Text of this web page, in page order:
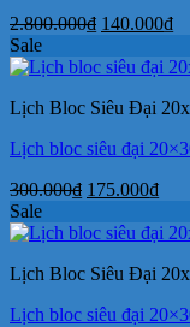
2.800.000₫ Giá
là:
140.000₫Giá
tại
Sale
Lịch Bloc Siêu Đại
Lịch bloc siêu đại
300.000₫ Giá
là:
175.000₫Giá
tại
Sale
Lịch Bloc Siêu Đại
Lịch bloc siêu đại